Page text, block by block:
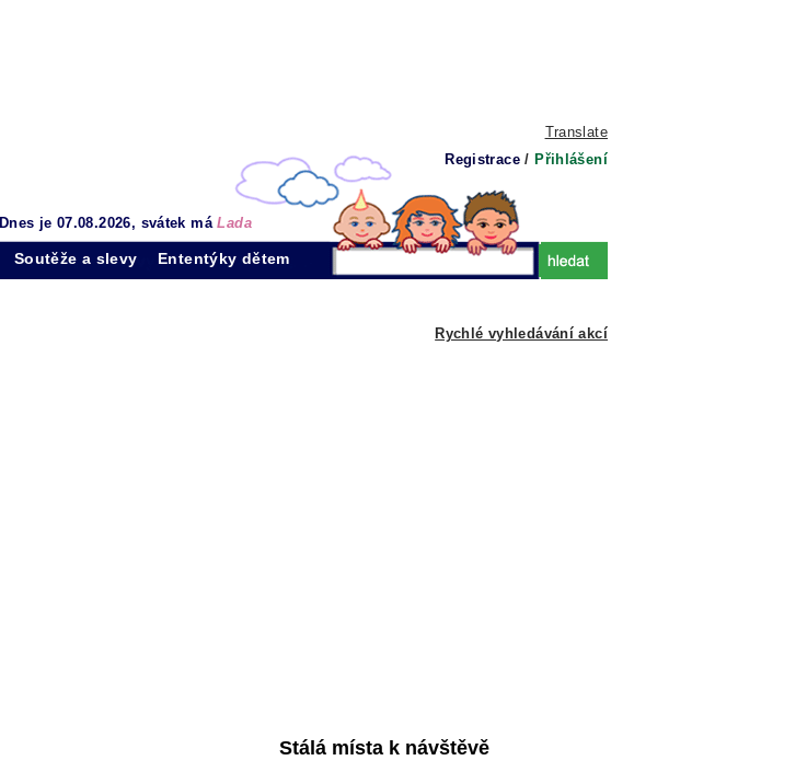
Translate
Registrace / Přihlášení
Dnes je 07.08.2026, svátek máLada
Soutěže a slevy Ententýky dětem
Rychlé vyhledávání akcí
Stálá místa k návštěvě